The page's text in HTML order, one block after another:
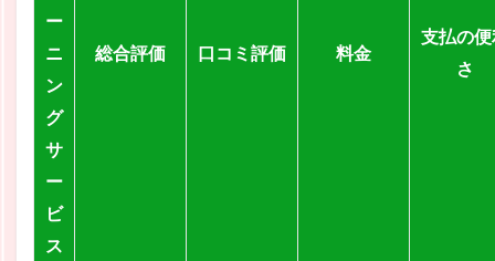
ー
ニ
ン
グ
サ
ー
ビ
ス
総合評価 口コミ評価 料金
支払の
さ